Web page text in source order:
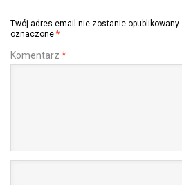
Twój adres email nie zostanie opublikowany.
oznaczone *
Komentarz *